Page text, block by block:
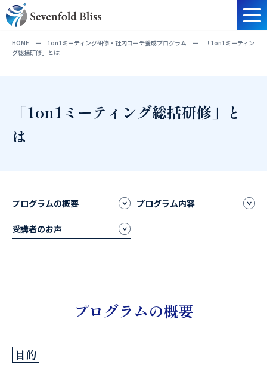
HOME ー 1on1ミーティング研修・社内コーチ養成プログラム ー
「1on1ミーティン
グ総括研修」とは
「1on1ミーティング総括研修」と
は
プログラムの概要 プログラム内容
受講者のお声
プログラムの概要
目的